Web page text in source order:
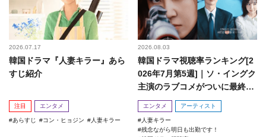
2026.07.17
韓国ドラマ『人妻キラー』あら
すじ紹介
注目 エンタメ
あらすじ コン・ヒョジン 人妻キラー
2026.08.03
韓国ドラマ視聴率ランキング[2
026年7月第5週]｜ソ・イングク
主演のラブコメがついに最終
回！
エンタメ アーティスト
人妻キラー
残念ながら明日も出勤です！